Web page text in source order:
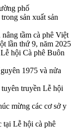
phố
sản xuất sản
tầm cà phê Việt
lần thứ 9, năm 2025
hội Cà phê Buôn
1975 và nửa
truyền Lễ hội
mừng các cơ sở y
Lễ hội cà phê